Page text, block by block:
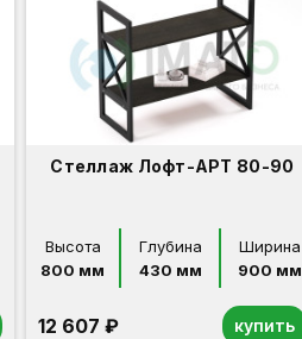
Стеллаж Лофт-АРТ 80-90
Высота
800 мм
Глубина
430 мм
Ширина
900 мм
12 607 ₽ купить